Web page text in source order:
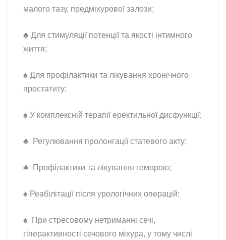
малого тазу, предміхурової залози;
♣ Для стимуляції потенції та якості інтимного
життя;
♠ Для профілактики та лікування хронічного
простатиту;
♠ У комплексній терапії еректильної дисфункції;
♣ Регулювання пролонгації статевого акту;
♣ Профілактики та лікування геморою;
♠ Реабілітації після урологічних операцій;
♠ При стресовому нетриманні сечі,
гіперактивності сечового міхура, у тому числі